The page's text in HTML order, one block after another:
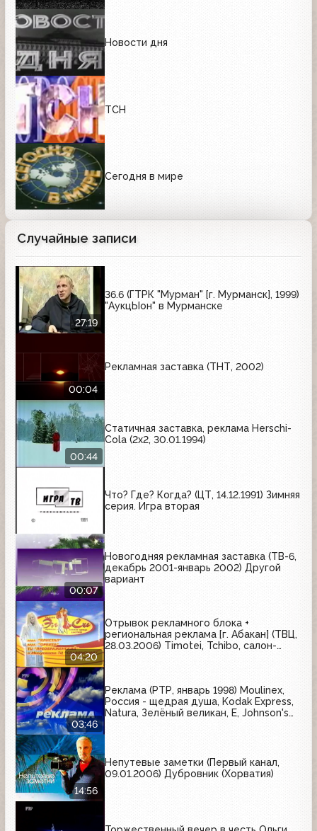
Новости дня
ТСН
Сегодня в мире
Случайные записи
27:19
36.6 (ГТРК "Мурман" [г. Мурманск], 1999)
"АукцЫон" в Мурманске
00:04
Рекламная заставка (ТНТ, 2002)
00:44
Статичная заставка, реклама Herschi-
Cola (2х2, 30.01.1994)
Что? Где? Когда? (ЦТ, 14.12.1991) Зимняя
серия. Игра вторая
00:07
Новогодняя рекламная заставка (ТВ-6,
декабрь 2001-январь 2002) Другой
вариант
04:20
Отрывок рекламного блока +
региональная реклама [г. Абакан] (ТВЦ,
28.03.2006) Timotei, Tchibo, салон-
03:46
Реклама (РТР, январь 1998) Moulinex,
Россия - щедрая душа, Kodak Express,
Natura, Зелёный великан, E, Johnson's
14:56
Непутевые заметки (Первый канал,
09.01.2006) Дубровник (Хорватия)